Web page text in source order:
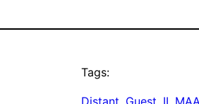
Tags:
Distant Guest II MAA